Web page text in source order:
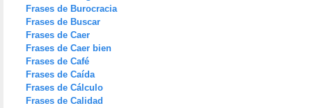
Frases de Burocracia
Frases de Buscar
Frases de Caer
Frases de Caer bien
Frases de Café
Frases de Caída
Frases de Cálculo
Frases de Calidad